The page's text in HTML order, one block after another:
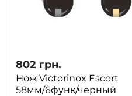
802 грн.
Нож Victorinox Escort
58мм/6функ/черный